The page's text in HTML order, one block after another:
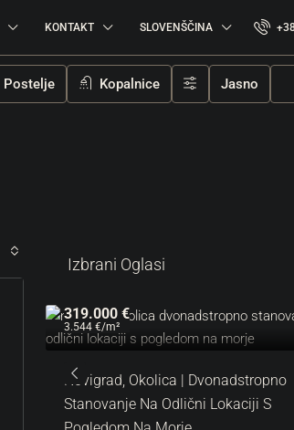
KONTAKT SLOVENŠČINA
Postelje Kopalnice Jasno
Izbrani Oglasi
319.000 €
3.544 €/m²
Novigrad, Okolica | Dvonadstropno
Stanovanje Na Odlični Lokaciji S